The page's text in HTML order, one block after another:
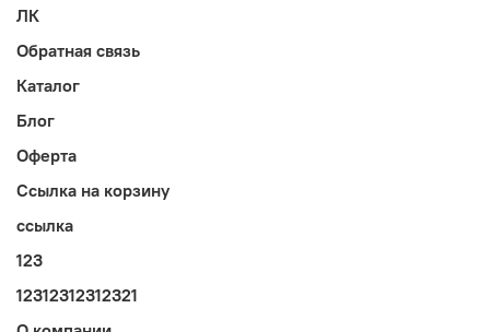
ЛК
Обратная связь
Каталог
Блог
Оферта
Ссылка на корзину
ссылка
123
12312312312321